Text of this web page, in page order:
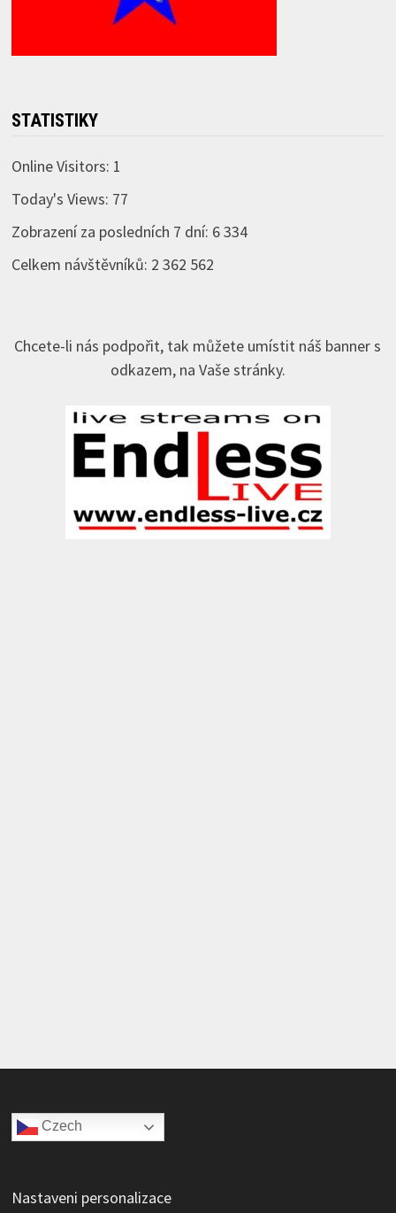
STATISTIKY
Online Visitors: 1
Today's Views: 77
Zobrazení za posledních 7 dní: 6 334
Celkem návštěvníků: 2 362 562
Chcete-li nás podpořit, tak můžete umístit náš banner s
odkazem, na Vaše stránky.
Czech
Nastaveni personalizace